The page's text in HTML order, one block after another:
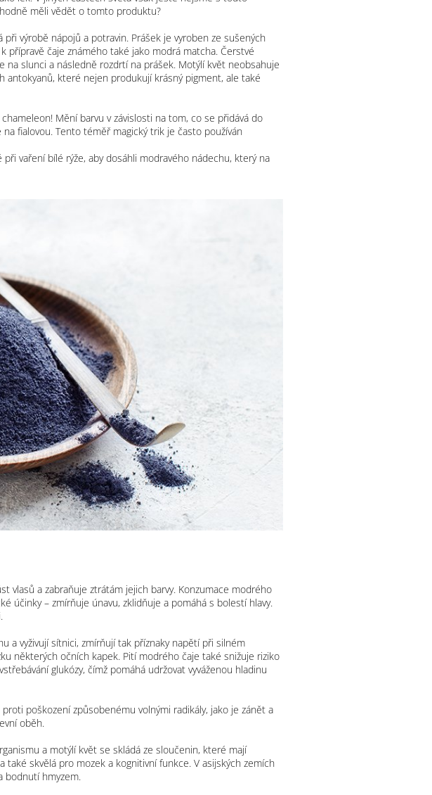
měli vědět o tomto produktu?
výrobě nápojů a potravin. Prášek je vyroben ze sušených
čaje známého také jako modrá matcha. Čerstvé
slunci a následně rozdrtí na prášek. Motýlí květ neobsahuje
antokyanů, které nejen produkují krásný pigment, ale také
Mění barvu v závislosti na tom, co se přidává do
fialovou. Tento téměř magický trik je často používán
vaření bílé rýže, aby dosáhli modravého nádechu, který na
vlasů a zabraňuje ztrátám jejich barvy. Konzumace modrého
účinky – zmírňuje únavu, zklidňuje a pomáhá s bolestí hlavy.
a vyživují sítnici, zmírňují tak příznaky napětí při silném
některých očních kapek. Pití modrého čaje také snižuje riziko
glukózy, čímž pomáhá udržovat vyváženou hladinu
poškození způsobenému volnými radikály, jako je zánět a
oběh.
a motýlí květ se skládá ze sloučenin, které mají
skvělá pro mozek a kognitivní funkce. V asijských zemích
bodnutí hmyzem.